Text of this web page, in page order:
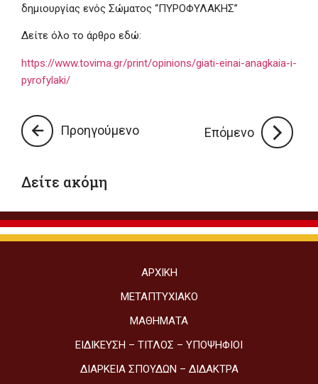
Δείτε ακόμη
δημιουργίας ενός Σώματος “ΠΥΡΟΦΥΛΑΚΗΣ”
Δείτε όλο το άρθρο εδώ:
https://www.tovima.gr/print/opinions/giati-einai-anagkaia-i-
pyrofylaki/
Προηγούμενο Επόμενο
ΑΡΧΙΚΉ
ΜΕΤΑΠΤΥΧΙΑΚΌ
ΜΑΘΉΜΑΤΑ
ΕΙΔΊΚΕΥΣΗ – ΤΊΤΛΟΣ – ΥΠΟΨΉΦΙΟΙ
ΔΙΆΡΚΕΙΑ ΣΠΟΥΔΏΝ – ΔΊΔΑΚΤΡΑ